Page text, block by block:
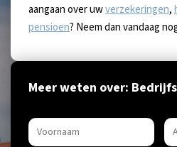
aangaan over uwverzekeringen,
pensioen? Neem dan vandaag
Meer weten over: